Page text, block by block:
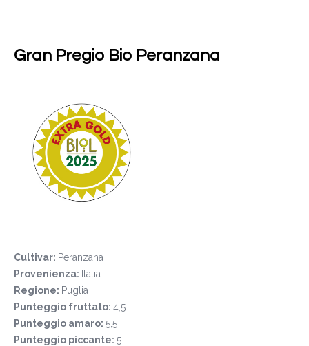
Gran Pregio Bio Peranzana
Cultivar: Peranzana
Provenienza: Italia
Regione: Puglia
Punteggio fruttato: 4,5
Punteggio amaro: 5,5
Punteggio piccante: 5